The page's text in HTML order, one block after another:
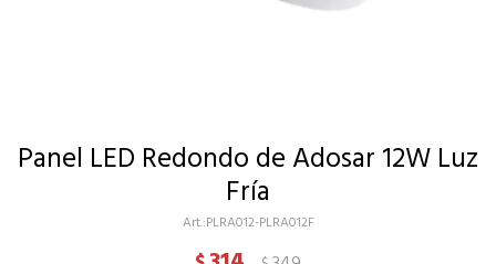
Panel LED Redondo de Adosar 12W Luz
Fría
PLRA012-PLRA012F